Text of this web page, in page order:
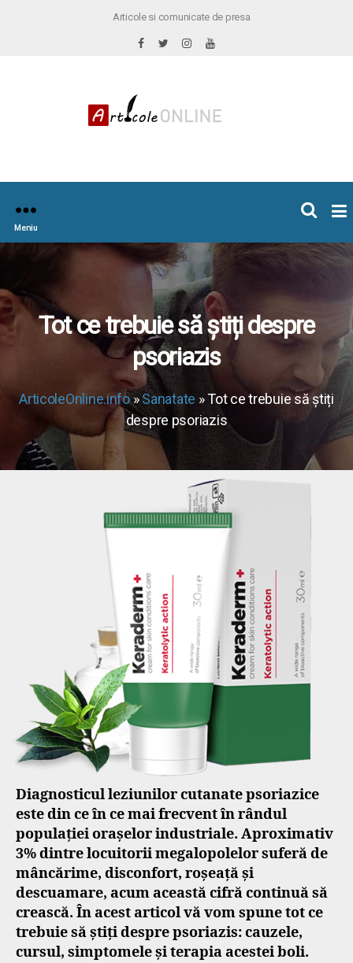
Articole si comunicate de presa
Meniu
Tot ce trebuie să știți despre
psoriazis
ArticoleOnline.info»Sanatate » Tot ce trebuie să știți
despre psoriazis
Diagnosticul leziunilor cutanate psoriazice
este din ce în ce mai frecvent în rândul
populației orașelor industriale. Aproximativ
3% dintre locuitorii megalopolelor suferă de
mâncărime, disconfort, roșeață și
descuamare, acum această cifră continuă să
crească. În acest articol vă vom spune tot ce
trebuie să știți despre psoriazis: cauzele,
cursul, simptomele și terapia acestei boli.